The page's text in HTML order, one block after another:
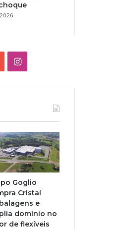
Instagram
Goglio
Cristal
e
domínio no
de flexíveis